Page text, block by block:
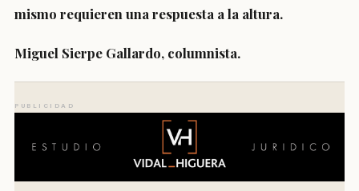
mismo requieren una respuesta a la altura.
Miguel Sierpe Gallardo, columnista.
PUBLICIDAD